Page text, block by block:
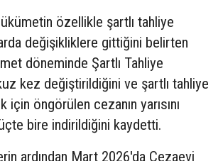
özellikle şartlı tahliye
değişikliklere gittiğini belirten
döneminde Şartlı Tahliye
kez değiştirildiğini ve şartlı tahliye
için öngörülen cezanın yarısını
bire indirildiğini kaydetti.
ardından Mart 2026'da Cezaevi